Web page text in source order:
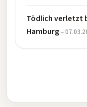
Tödlich verletzt
Hamburg–